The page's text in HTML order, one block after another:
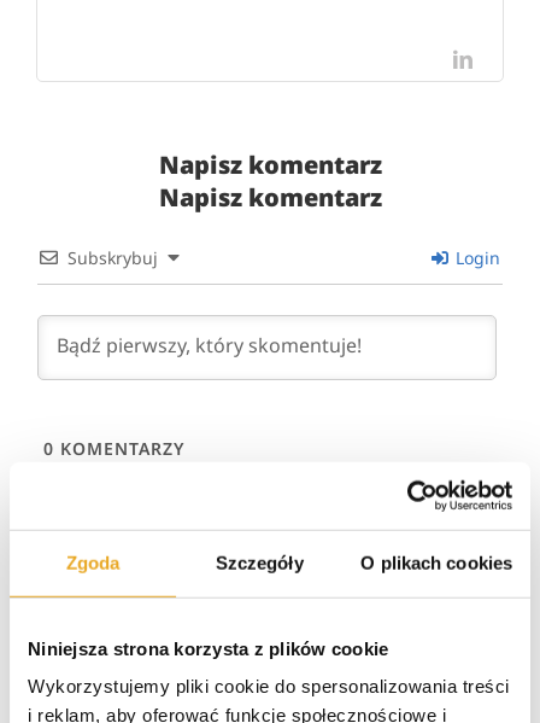
Zgoda Szczegóły O plikach cookies
Niniejsza strona korzysta z plików cookie
Wykorzystujemy pliki cookie do spersonalizowania treści
i reklam, aby oferować funkcje społecznościowe i
LinkedIn
Napisz komentarz
Napisz komentarz
Subskrybuj Login
0 KOMENTARZY